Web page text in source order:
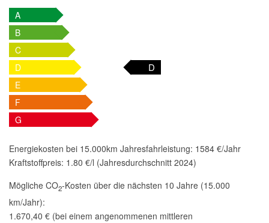
A
B
C
D
D
E
F
G
Energiekosten bei 15.000km Jahresfahrleistung: 1584 €/Jahr
Kraftstoffpreis: 1.80 €/l (Jahresdurchschnitt 2024)
Mögliche CO2-Kosten über die nächsten 10 Jahre (15.000
km/Jahr):
1.670,40 € (bei einem angenommenen mittleren